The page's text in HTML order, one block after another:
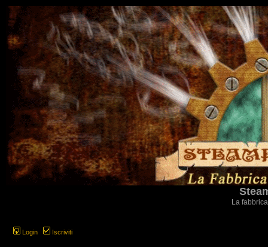
La
Login Iscriviti